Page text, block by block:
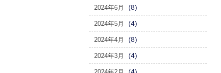
2024年6月 (8)
2024年5月 (4)
2024年4月 (8)
2024年3月 (4)